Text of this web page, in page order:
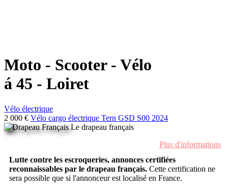
Moto - Scooter - Vélo
á 45 - Loiret
Vélo électrique
2 000 € Vélo cargo électrique Tern GSD S00 2024
Le drapeau français
Plus d'informations
Lutte contre les escroqueries, annonces certifiées
reconnaissables par le drapeau français. Cette certification ne
sera possible que si l'annonceur est localisé en France.